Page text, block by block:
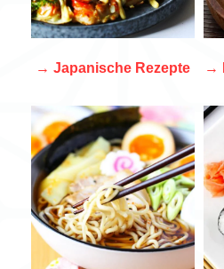
→ Japanische Rezepte →